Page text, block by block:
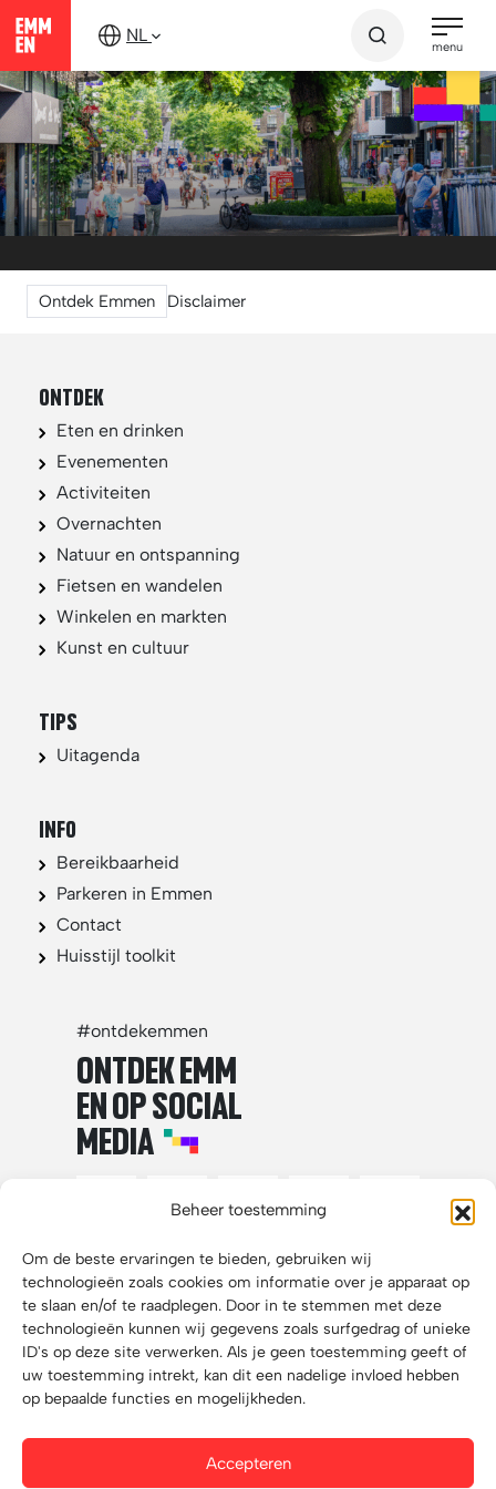
Beheer toestemming
Om de beste ervaringen te bieden, gebruiken wij
technologieën zoals cookies om informatie over je apparaat op
te slaan en/of te raadplegen. Door in te stemmen met deze
technologieën kunnen wij gegevens zoals surfgedrag of unieke
ID's op deze site verwerken. Als je geen toestemming geeft of
uw toestemming intrekt, kan dit een nadelige invloed hebben
op bepaalde functies en mogelijkheden.
Accepteren
Verder
naar
content
NL
menu
Ontdek Emmen Disclaimer
ONTDEK
Eten en drinken
Evenementen
Activiteiten
Overnachten
Natuur en ontspanning
Fietsen en wandelen
Winkelen en markten
Kunst en cultuur
TIPS
Uitagenda
INFO
Bereikbaarheid
Parkeren in Emmen
Contact
Huisstijl toolkit
#ontdekemmen
ONTDEK EMM
EN OP SOCIAL
MEDIA
Privacy statement